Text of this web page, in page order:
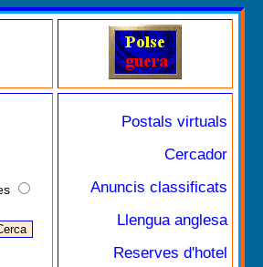
Postals virtuals
Cercador
Anuncis classificats
Llengua anglesa
Reserves d'hotel